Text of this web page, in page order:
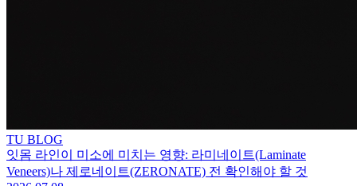
TU BLOG
잇몸 라인이 미소에 미치는 영향: 라미네이트(Laminate
Veneers)나 제로네이트(ZERONATE) 전 확인해야 할 것